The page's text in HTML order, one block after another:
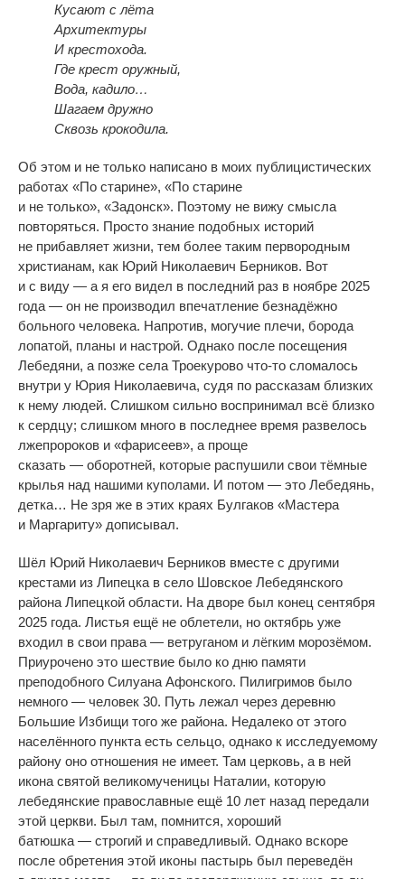
Кусают с лёта
Архитектуры
И крестохода.
Где крест оружный,
Вода, кадило…
Шагаем дружно
Сквозь крокодила.
Об этом и не только написано в моих публицистических
работах «По старине», «По старине
и не только», «Задонск». Поэтому не вижу смысла
повторяться. Просто знание подобных историй
не прибавляет жизни, тем более таким первородным
христианам, как Юрий Николаевич Берников. Вот
и с виду — а я его видел в последний раз в ноябре 2025
года — он не производил впечатление безнадёжно
больного человека. Напротив, могучие плечи, борода
лопатой, планы и настрой. Однако после посещения
Лебедяни, а позже села Троекурово что-то сломалось
внутри у Юрия Николаевича, судя по рассказам близких
к нему людей. Слишком сильно воспринимал всё близко
к сердцу; слишком много в последнее время развелось
лжепророков и «фарисеев», а проще
сказать — оборотней, которые распушили свои тёмные
крылья над нашими куполами. И потом — это Лебедянь,
детка… Не зря же в этих краях Булгаков «Мастера
и Маргариту» дописывал.
Шёл Юрий Николаевич Берников вместе с другими
крестами из Липецка в село Шовское Лебедянского
района Липецкой области. На дворе был конец сентября
2025 года. Листья ещё не облетели, но октябрь уже
входил в свои права — ветруганом и лёгким морозёмом.
Приурочено это шествие было ко дню памяти
преподобного Силуана Афонского. Пилигримов было
немного — человек 30. Путь лежал через деревню
Большие Избищи того же района. Недалеко от этого
населённого пункта есть сельцо, однако к исследуемому
району оно отношения не имеет. Там церковь, а в ней
икона святой великомученицы Наталии, которую
лебедянские православные ещё 10 лет назад передали
этой церкви. Был там, помнится, хороший
батюшка — строгий и справедливый. Однако вскоре
после обретения этой иконы пастырь был переведён